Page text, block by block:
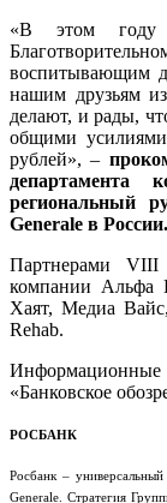
«В этом году
воспитывающим
нашим друзьям
делают, и рады,
общими
рублей», –
департамента
региональный
Generale в России.
Партнерами VIII
компании Альфа
Хаят, Медиа
Rehab.
Информационные
«Банковское
РОСБАНК
Росбанк –
Generale. Стратегия